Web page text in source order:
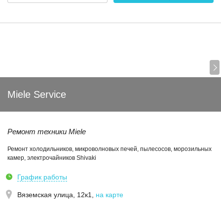
Miele Service
Ремонт техники Miele
Ремонт холодильников, микроволновых печей, пылесосов, морозильных
камер, электрочайников Shivaki
График работы
Вяземская улица, 12к1 на карте